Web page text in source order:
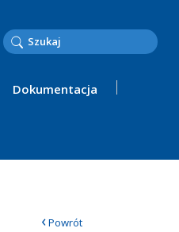
Dokumentacja
‹Powrót